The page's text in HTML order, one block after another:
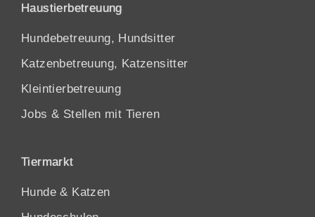
Haustierbetreuung
Hundebetreuung, Hundsitter
Katzenbetreuung, Katzensitter
Kleintierbetreuung
Jobs & Stellen mit Tieren
Tiermarkt
Hunde & Katzen